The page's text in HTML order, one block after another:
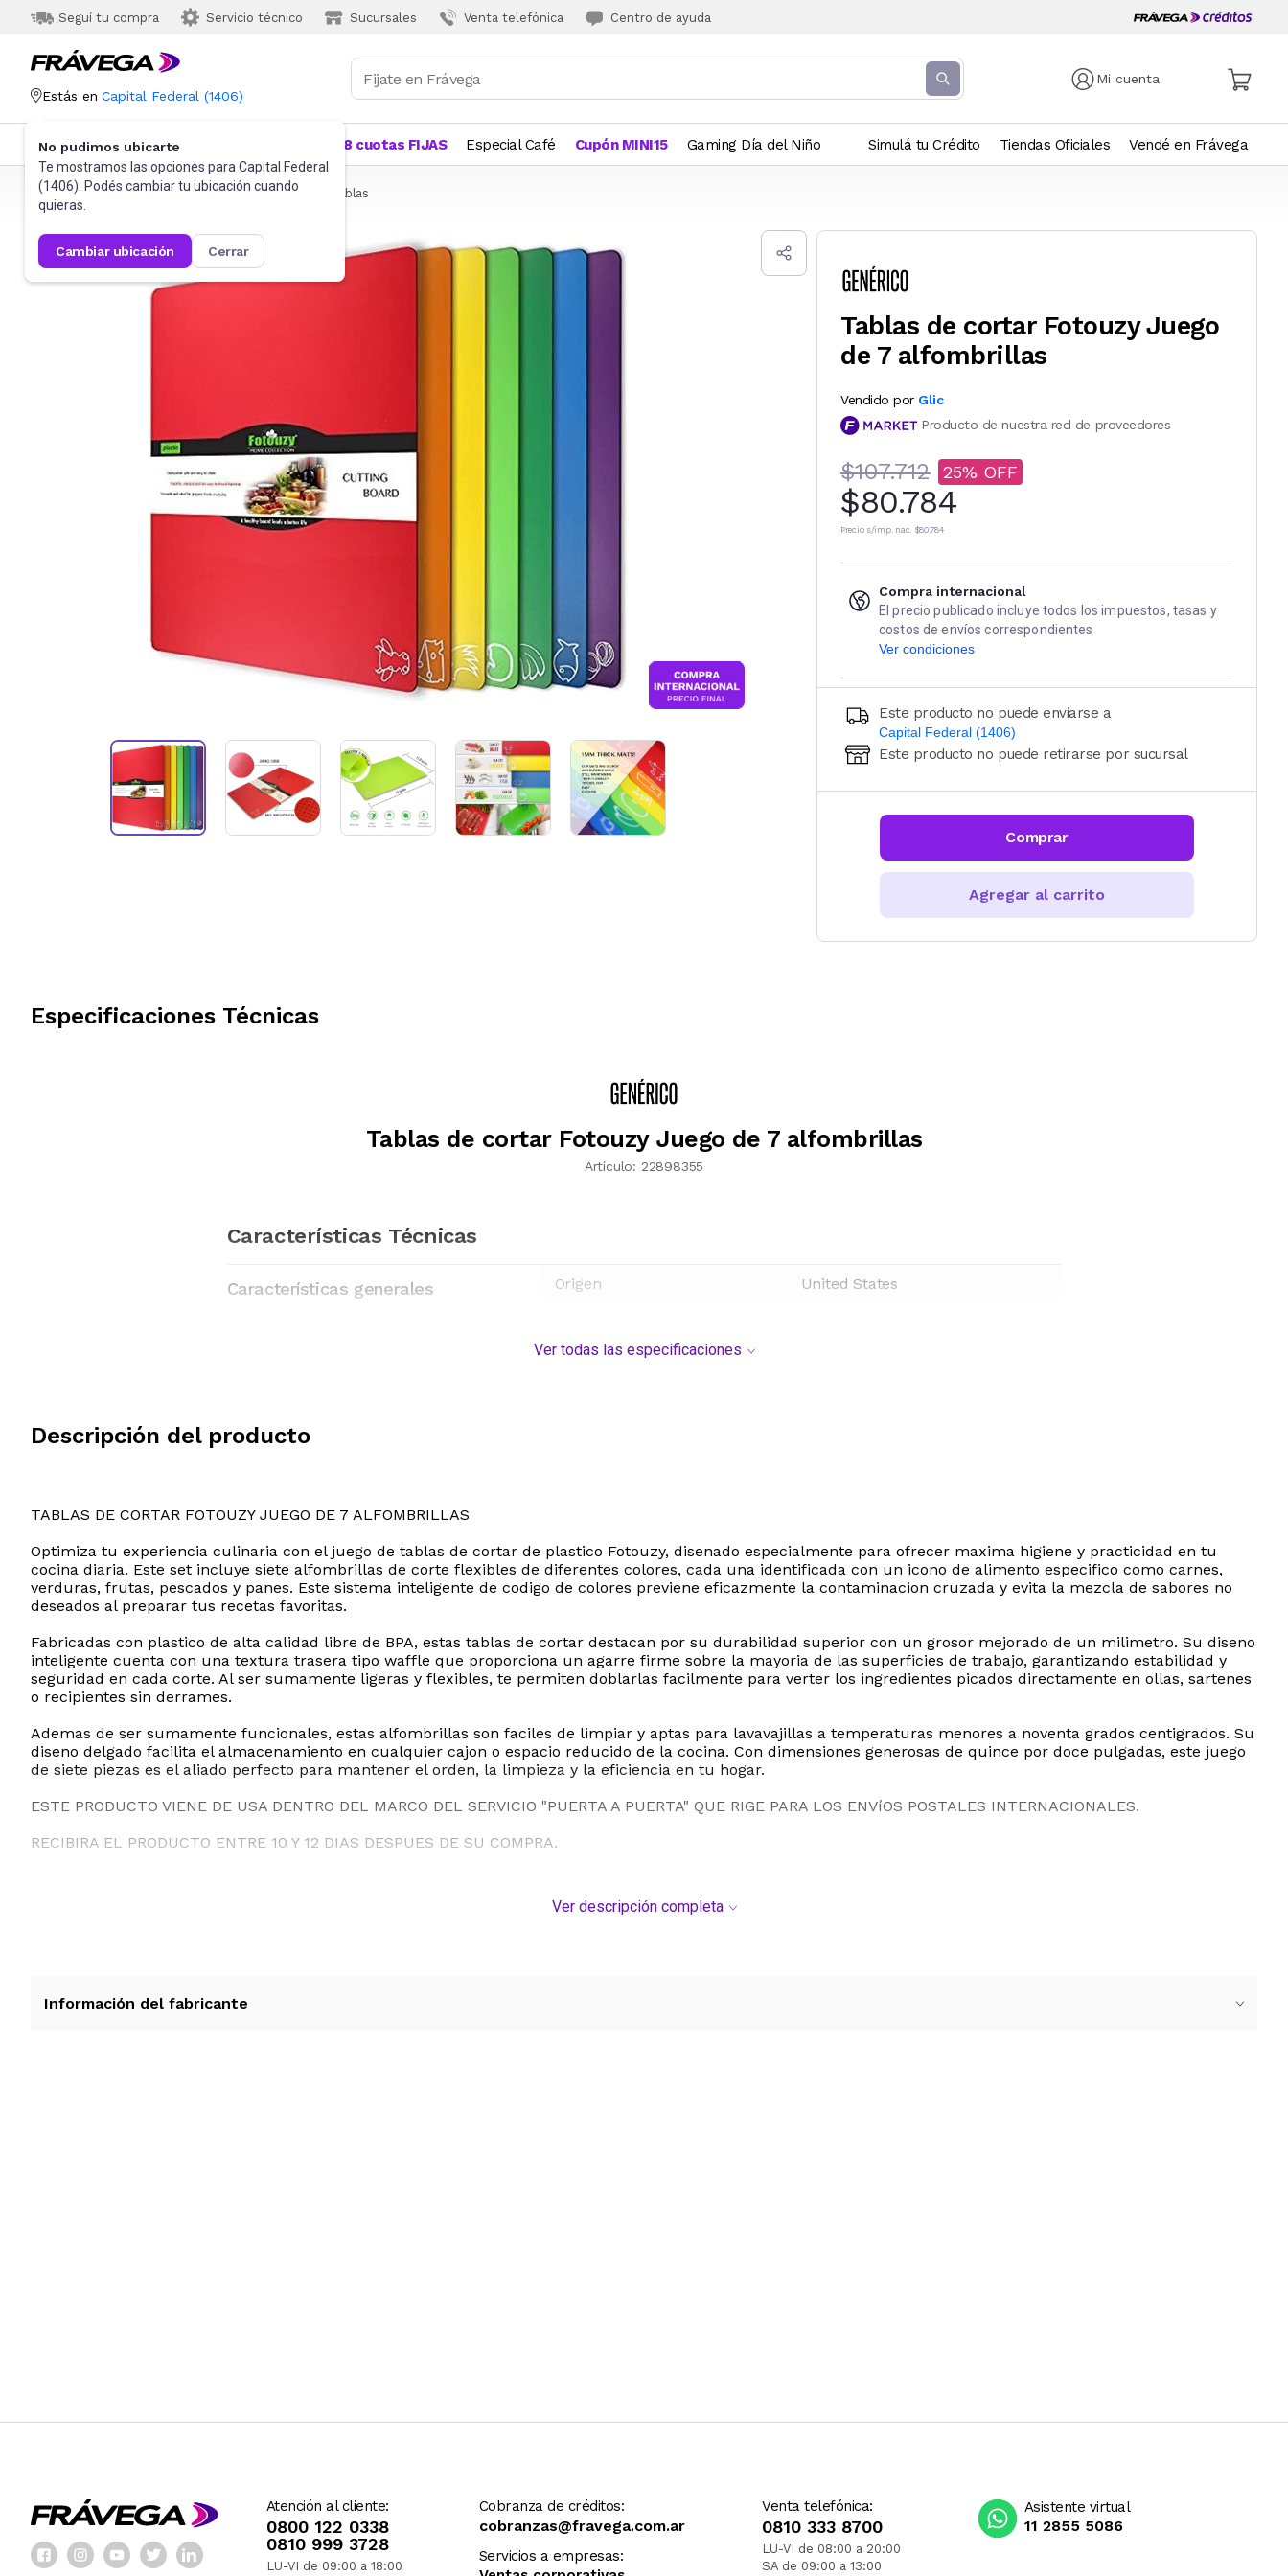
Seguí tu compra Servicio técnico Sucursales Venta telefónica Centro de ayuda
Mi cuenta
Estás en Capital Federal (1406)
No pudimos ubicarte
Te mostramos las opciones para Capital Federal
(1406). Podés cambiar tu ubicación cuando
quieras.
cambiar ubicación cerrar
Categorías Más Vendidos 18 cuotas FIJAS Especial Café Cupón MINI15 Gaming Día del Niño Simulá tu Crédito Tiendas Oficiales Vendé en Frávega
Frávega Hogar Bazar Utensilios de cocina Tablas
Tablas de cortar Fotouzy Juego
de 7 alfombrillas
Vendido por Glic
Producto de nuestra red de proveedores
$107.712 25
$80.784
Precio s/imp. nac. $80.784
Compra internacional
El precio publicado incluye todos los impuestos, tasas y
costos de envíos correspondientes
Ver condiciones
Este producto no puede enviarse a
Capital Federal (1406)
Ingresá código postal (sólo números)
CALCULAR
Este producto no puede retirarse por sucursal
Comprar
Agregar al carrito
Especificaciones Técnicas
Tablas de cortar Fotouzy Juego de 7 alfombrillas
Artículo: 22898355
Características Técnicas
Características generales Origen United States
Ver todas las especificaciones
Descripción del producto
TABLAS DE CORTAR FOTOUZY JUEGO DE 7 ALFOMBRILLAS
Optimiza tu experiencia culinaria con el juego de tablas de cortar de plastico Fotouzy, disenado especialmente para ofrecer maxima higiene y practicidad en tu
cocina diaria. Este set incluye siete alfombrillas de corte flexibles de diferentes colores, cada una identificada con un icono de alimento especifico como carnes,
verduras, frutas, pescados y panes. Este sistema inteligente de codigo de colores previene eficazmente la contaminacion cruzada y evita la mezcla de sabores no
deseados al preparar tus recetas favoritas.
Fabricadas con plastico de alta calidad libre de BPA, estas tablas de cortar destacan por su durabilidad superior con un grosor mejorado de un milimetro. Su diseno
inteligente cuenta con una textura trasera tipo waffle que proporciona un agarre firme sobre la mayoria de las superficies de trabajo, garantizando estabilidad y
seguridad en cada corte. Al ser sumamente ligeras y flexibles, te permiten doblarlas facilmente para verter los ingredientes picados directamente en ollas, sartenes
o recipientes sin derrames.
Ademas de ser sumamente funcionales, estas alfombrillas son faciles de limpiar y aptas para lavavajillas a temperaturas menores a noventa grados centigrados. Su
diseno delgado facilita el almacenamiento en cualquier cajon o espacio reducido de la cocina. Con dimensiones generosas de quince por doce pulgadas, este juego
de siete piezas es el aliado perfecto para mantener el orden, la limpieza y la eficiencia en tu hogar.
ESTE PRODUCTO VIENE DE USA DENTRO DEL MARCO DEL SERVICIO "PUERTA A PUERTA" QUE RIGE PARA LOS ENVíOS POSTALES INTERNACIONALES.
RECIBIRA EL PRODUCTO ENTRE 10 Y 12 DIAS DESPUES DE SU COMPRA.
Ver descripción completa
Información del fabricante
Atención al cliente:
0800 122 0338
0810 999 3728
LU-VI de 09:00 a 18:00
Cobranza de créditos:
cobranzas@fravega.com.ar
Servicios a empresas:
Venta telefónica:
0810 333 8700
LU-VI de 08:00 a 20:00
SA de 09:00 a 13:00
Asistente virtual
11 2855 5086